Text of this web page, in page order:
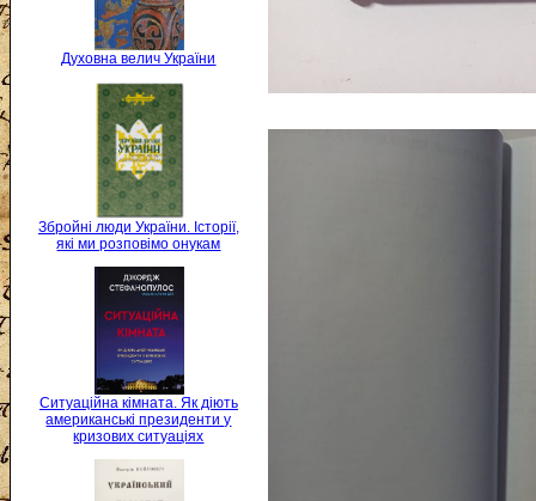
Духовна велич України
Збройні люди України. Історії,
які ми розповімо онукам
Ситуаційна кімната. Як діють
американські президенти у
кризових ситуаціях